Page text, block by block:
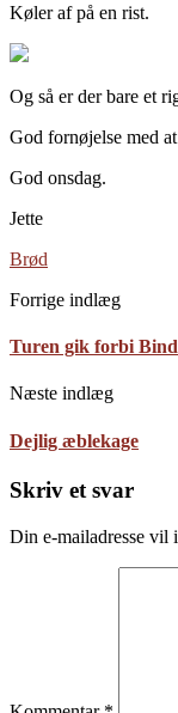
Køler af på en rist.
Og så er der bare et
God fornøjelse med
God onsdag.
Jette
Brød
Forrige indlæg
Turen gik forbi
Næste indlæg
Dejlig æblekage
Skriv et svar
Din e-mailadresse vil